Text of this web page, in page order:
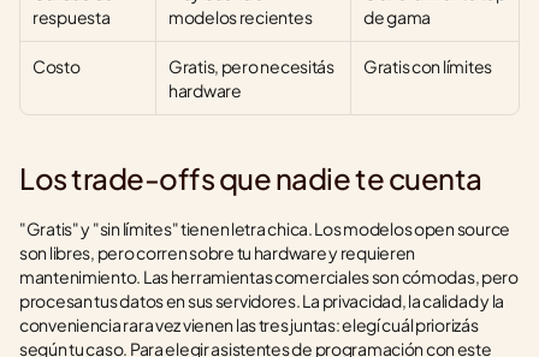
respuesta
modelos recientes
de gama
Costo
Gratis, pero necesitás
hardware
Gratis con límites
Los trade-offs que nadie te cuenta
"Gratis" y "sin límites" tienen letra chica. Los modelos open source
son libres, pero corren sobre tu hardware y requieren
mantenimiento. Las herramientas comerciales son cómodas, pero
procesan tus datos en sus servidores. La privacidad, la calidad y la
conveniencia rara vez vienen las tres juntas: elegí cuál priorizás
según tu caso. Para elegir asistentes de programación con este